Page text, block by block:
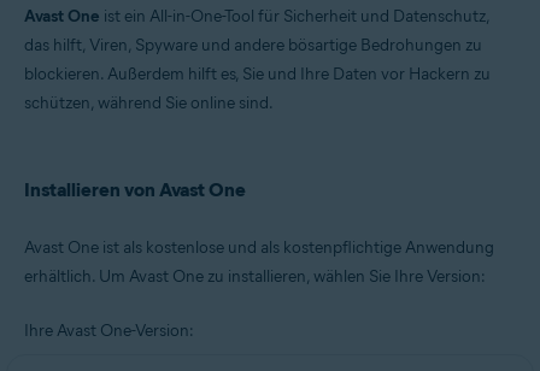
Avast One ist ein All-in-One-Tool für Sicherheit und Datenschutz,
das hilft, Viren, Spyware und andere bösartige Bedrohungen zu
blockieren. Außerdem hilft es, Sie und Ihre Daten vor Hackern zu
schützen, während Sie online sind.
Installieren von Avast One
Avast One ist als kostenlose und als kostenpflichtige Anwendung
erhältlich. Um Avast One zu installieren, wählen Sie Ihre Version:
Ihre Avast One-Version: